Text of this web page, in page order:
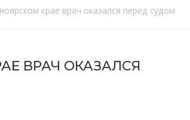
крае врач оказался перед судом
ВРАЧ ОКАЗАЛСЯ